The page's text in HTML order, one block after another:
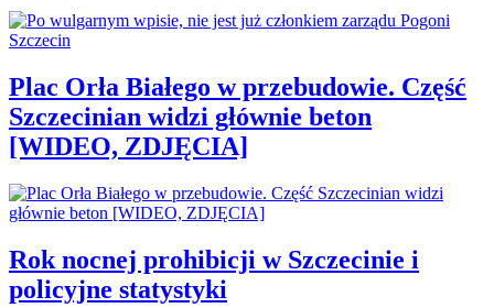
Plac Orła Białego w przebudowie. Część
Szczecinian widzi głównie beton
[WIDEO, ZDJĘCIA]
Rok nocnej prohibicji w Szczecinie i
policyjne statystyki